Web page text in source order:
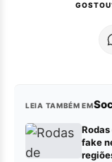
LEIA TAMBÉM EM
fake